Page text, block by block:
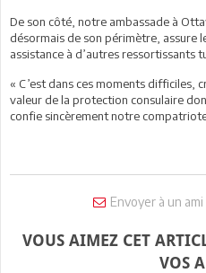
De son côté, notre ambassade à
désormais de son périmètre, assure
assistance à d’autres ressortissants
« C’est dans ces moments difficiles,
valeur de la protection consulaire
confie sincèrement notre
Envoyer à un ami
VOUS AIMEZ CET
VOS